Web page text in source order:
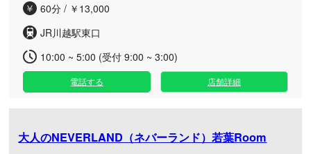
60分 / ￥13,000
JR川越駅東口
10:00 ~ 5:00 (受付 9:00 ~ 3:00)
電話する 店舗詳細
大人のNEVERLAND（ネバーランド）若葉Room